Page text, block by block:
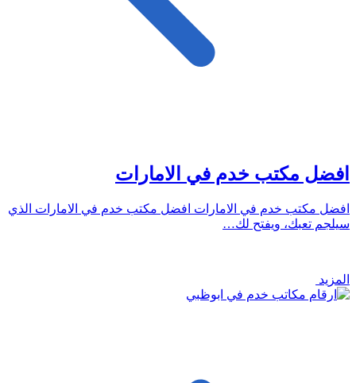
افضل مكتب خدم في الامارات
افضل مكتب خدم في الامارات افضل مكتب خدم في الامارات الذي
سيلجم تعبك، ويفتح لك…
المزيد